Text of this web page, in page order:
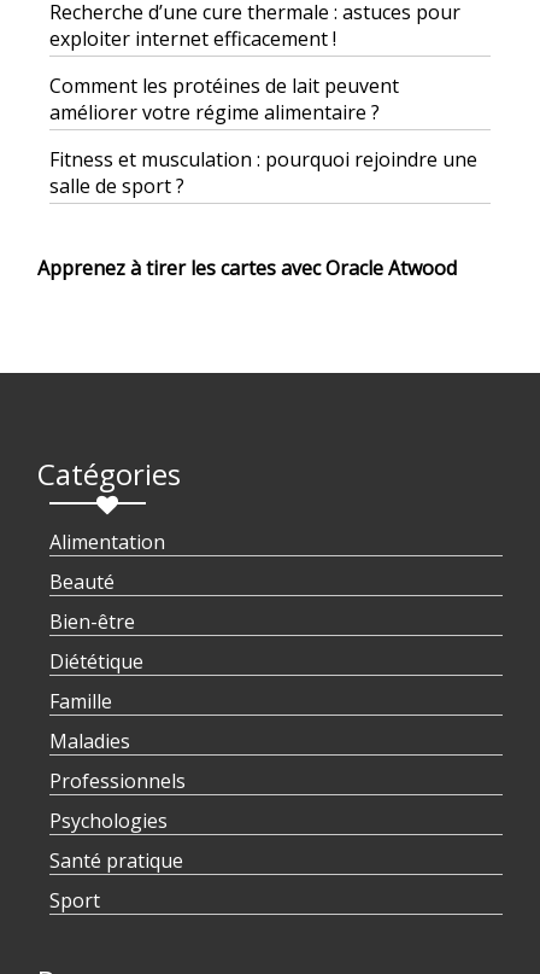
Recherche d’une cure thermale : astuces pour
exploiter internet efficacement !
Comment les protéines de lait peuvent
améliorer votre régime alimentaire ?
Fitness et musculation : pourquoi rejoindre une
salle de sport ?
Apprenez à tirer les cartes avec Oracle Atwood
Catégories
Alimentation
Beauté
Bien-être
Diététique
Famille
Maladies
Professionnels
Psychologies
Santé pratique
Sport